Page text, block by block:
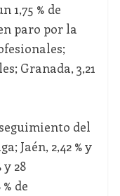
1,75 % de
paro por la
Granada, 3,21
del
Jaén, 2,42 % y
y 28
de